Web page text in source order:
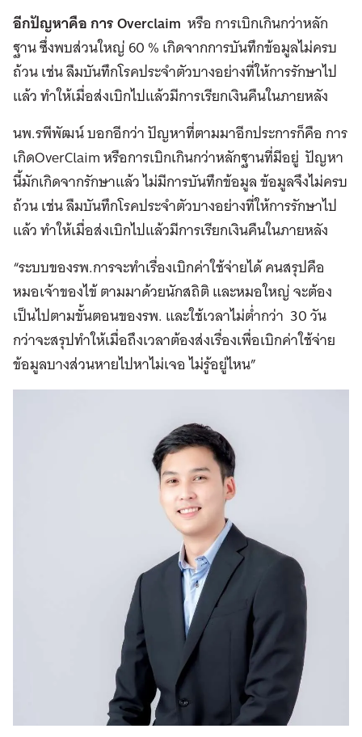
อีกปัญหาคือ การ Overclaim หรือ การเบิกเกินกว่าหลัก
ฐาน ซึ่งพบส่วนใหญ่ 60 % เกิดจากการบันทึกข้อมูลไม่ครบ
ถ้วน เช่น ลืมบันทึกโรคประจำตัวบางอย่างที่ให้การรักษาไป
แล้ว ทำให้เมื่อส่งเบิกไปแล้วมีการเรียกเงินคืนในภายหลัง
นพ.รพีพัฒน์ บอกอีกว่า ปัญหาที่ตามมาอีกประการก็คือ การ
เกิดOverClaim หรือการเบิกเกินกว่าหลักฐานที่มีอยู่ ปัญหา
นี้มักเกิดจากรักษาแล้ว ไม่มีการบันทึกข้อมูล ข้อมูลจึงไม่ครบ
ถ้วน เช่น ลืมบันทึกโรคประจำตัวบางอย่างที่ให้การรักษาไป
แล้ว ทำให้เมื่อส่งเบิกไปแล้วมีการเรียกเงินคืนในภายหลัง
“ระบบของรพ.การจะทำเรื่องเบิกค่าใช้จ่ายได้ คนสรุปคือ
หมอเจ้าของไข้ ตามมาด้วยนักสถิติ และหมอใหญ่ จะต้อง
เป็นไปตามขั้นตอนของรพ. และใช้เวลาไม่ต่ำกว่า 30 วัน
กว่าจะสรุปทำให้เมื่อถึงเวลาต้องส่งเรื่องเพื่อเบิกค่าใช้จ่าย
ข้อมูลบางส่วนหายไปหาไม่เจอ ไม่รู้อยู่ไหน”